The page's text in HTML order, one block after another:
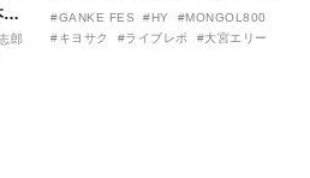
い
郎
リー作『アイヌの神々の崖』を
前に、キヨサク
#GANKE FES #HY
#MONGOL800
#キヨサク
#ライブレポ #大宮エリー